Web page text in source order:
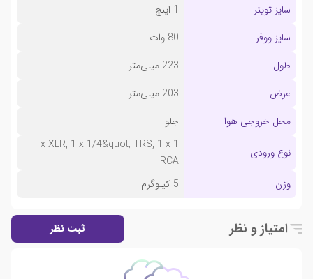
سایز تویتر
1 اینچ
سایز ووفر
80 وات
طول
223 میلی‌متر
عرض
203 میلی‌متر
محل خروجی هوا
جلو
نوع ورودی
1 x XLR, 1 x 1/4&quot; TRS, 1 x
RCA
وزن
5 کیلوگرم
امتیاز و نظر ثبت نظر